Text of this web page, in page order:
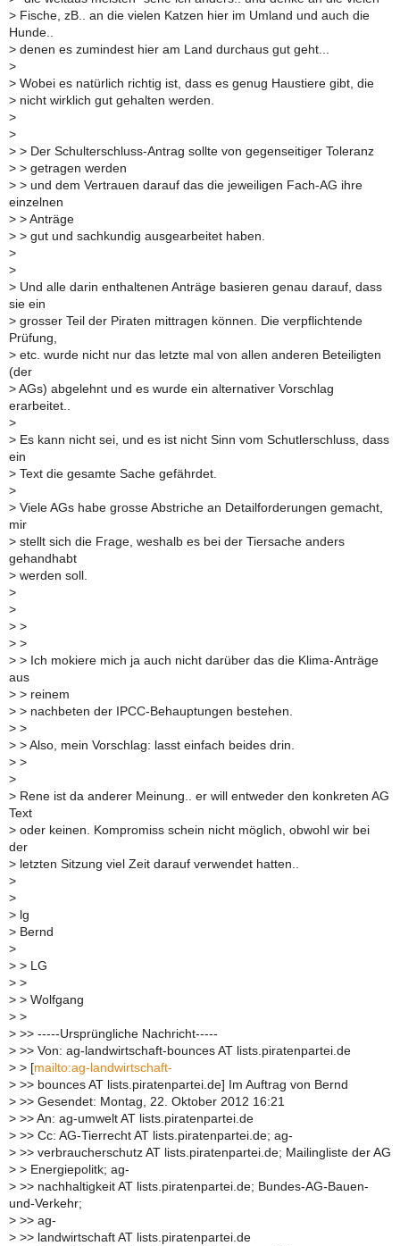
> Fische, zB.. an die vielen Katzen hier im Umland und auch die
Hunde..
> denen es zumindest hier am Land durchaus gut geht...
>
> Wobei es natürlich richtig ist, dass es genug Haustiere gibt, die
> nicht wirklich gut gehalten werden.
>
>
> > Der Schulterschluss-Antrag sollte von gegenseitiger Toleranz
> > getragen werden
> > und dem Vertrauen darauf das die jeweiligen Fach-AG ihre
einzelnen
> > Anträge
> > gut und sachkundig ausgearbeitet haben.
>
>
> Und alle darin enthaltenen Anträge basieren genau darauf, dass
sie ein
> grosser Teil der Piraten mittragen können. Die verpflichtende
Prüfung,
> etc. wurde nicht nur das letzte mal von allen anderen Beteiligten
(der
> AGs) abgelehnt und es wurde ein alternativer Vorschlag
erarbeitet..
>
> Es kann nicht sei, und es ist nicht Sinn vom Schutlerschluss, dass
ein
> Text die gesamte Sache gefährdet.
>
> Viele AGs habe grosse Abstriche an Detailforderungen gemacht,
mir
> stellt sich die Frage, weshalb es bei der Tiersache anders
gehandhabt
> werden soll.
>
>
> >
> >
> > Ich mokiere mich ja auch nicht darüber das die Klima-Anträge
aus
> > reinem
> > nachbeten der IPCC-Behauptungen bestehen.
> >
> > Also, mein Vorschlag: lasst einfach beides drin.
> >
>
> Rene ist da anderer Meinung.. er will entweder den konkreten AG
Text
> oder keinen. Kompromiss schein nicht möglich, obwohl wir bei
der
> letzten Sitzung viel Zeit darauf verwendet hatten..
>
>
> lg
> Bernd
>
> > LG
> >
> > Wolfgang
> >
> >> -----Ursprüngliche Nachricht-----
> >> Von: ag-landwirtschaft-bounces AT lists.piratenpartei.de
> > [mailto:ag-landwirtschaft-
> >> bounces AT lists.piratenpartei.de] Im Auftrag von Bernd
> >> Gesendet: Montag, 22. Oktober 2012 16:21
> >> An: ag-umwelt AT lists.piratenpartei.de
> >> Cc: AG-Tierrecht AT lists.piratenpartei.de; ag-
> >> verbraucherschutz AT lists.piratenpartei.de; Mailingliste der AG
> > Energiepolitk; ag-
> >> nachhaltigkeit AT lists.piratenpartei.de; Bundes-AG-Bauen-
und-Verkehr;
> >> ag-
> >> landwirtschaft AT lists.piratenpartei.de